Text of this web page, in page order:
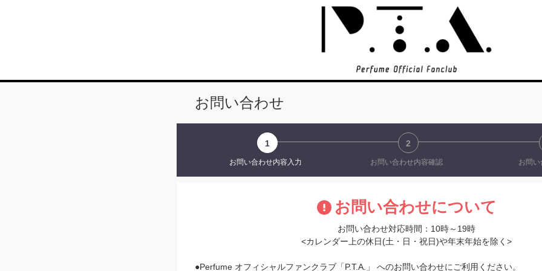
お問い合わせ
1
お問い合わせ内容入力
2
お問い合わせ内容確認 お問い
お問い合わせについて
お問い合わせ対応時間：10時～19時
<カレンダー上の休日(土・日・祝日)や年末年始を除く>
●Perfume オフィシャルファンクラブ「P.T.A.」 へのお問い合わせにご利用ください。